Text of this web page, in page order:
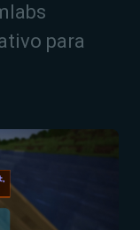
para